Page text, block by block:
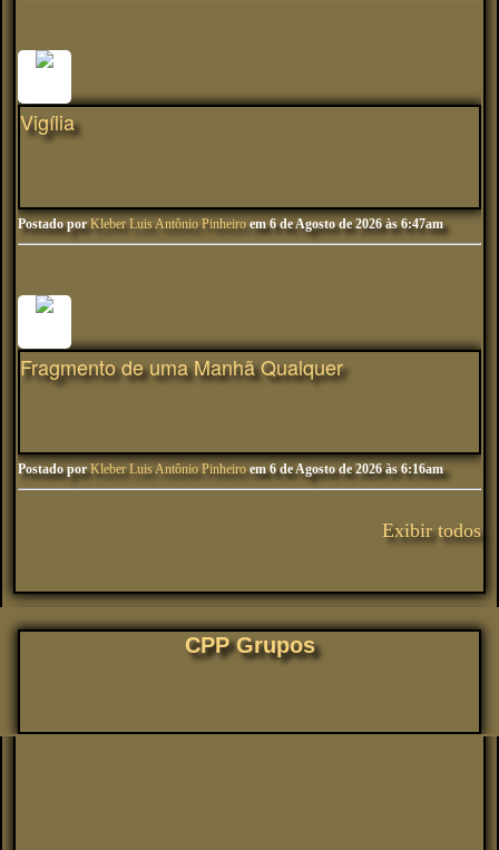
Vigília
Postado porKleber Luis Antônio Pinheiro em 6 de Agosto de 2026 às 6:47am
Fragmento de uma Manhã Qualquer
Postado porKleber Luis Antônio Pinheiro em 6 de Agosto de 2026 às 6:16am
Exibir todos
CPP Grupos